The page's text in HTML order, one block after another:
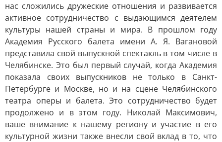
нас сложились дружеские отношения и развивается
активное сотрудничество с выдающимся деятелем
культуры нашей страны и мира. В прошлом году
Академия Русского балета имени А. Я. Вагановой
представила свой выпускной спектакль в том числе в
Челябинске. Это был первый случай, когда Академия
показала своих выпускников не только в Санкт-
Петербурге и Москве, но и на сцене Челябинского
театра оперы и балета. Это сотрудничество будет
продолжено и в этом году. Николай Максимович,
ваше внимание к нашему региону и участие в его
культурной жизни также внесли свой вклад в то, что